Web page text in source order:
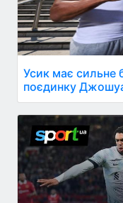
Усик має сильне
поєдинку